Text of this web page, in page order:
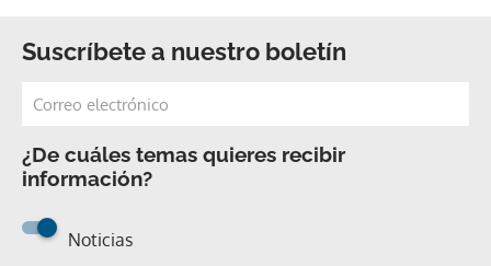
Suscríbete a nuestro boletín
¿De cuáles temas quieres recibir
información?
Noticias